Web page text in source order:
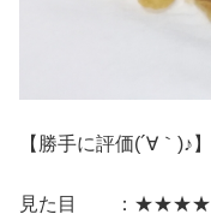
【勝手に評価(´∀｀)♪】
見た目 ：★★★★